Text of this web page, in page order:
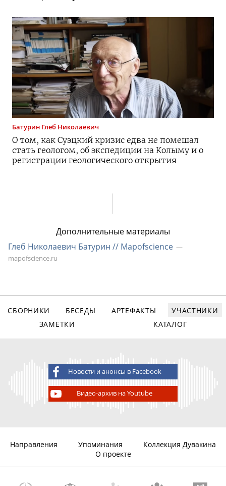
Батурин Глеб Николаевич
О том, как Суэцкий кризис едва не помешал
стать геологом, об экспедиции на Колыму и о
регистрации геологического открытия
Дополнительные материалы
Глеб Николаевич Батурин // Mapofscience
mapofscience.ru
СБОРНИКИ БЕСЕДЫ АРТЕФАКТЫ
УЧАСТНИКИ
ЗАМЕТКИ
КАТАЛОГ
Новости и анонсы в Facebook
Видео-архив на Youtube
Направления Упоминания
Коллекция Дувакина
О проекте